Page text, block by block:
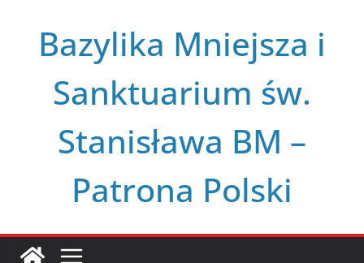
Bazylika Mniejsza i
Sanktuarium św.
Stanisława BM –
Patrona Polski